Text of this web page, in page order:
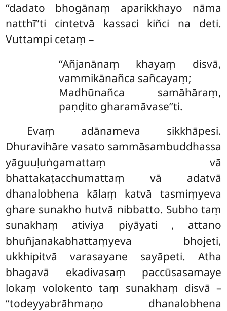
‘‘dadato bhogānaṃ aparikkhayo nāma
natthī’’ti cintetvā kassaci kiñci na deti.
Vuttampi cetaṃ –
‘‘Añjanānaṃ khayaṃ disvā,
vammikānañca sañcayaṃ;
Madhūnañca samāhāraṃ,
paṇḍito gharamāvase’’ti.
Evaṃ adānameva sikkhāpesi.
Dhuravihāre vasato sammāsambuddhassa
yāguuḷuṅgamattaṃ vā
bhattakaṭacchumattaṃ vā adatvā
dhanalobhena kālaṃ katvā tasmiṃyeva
ghare sunakho hutvā nibbatto. Subho taṃ
sunakhaṃ ativiya piyāyati , attano
bhuñjanakabhattaṃyeva bhojeti,
ukkhipitvā varasayane sayāpeti. Atha
bhagavā ekadivasaṃ paccūsasamaye
lokaṃ volokento taṃ sunakhaṃ disvā –
‘‘todeyyabrāhmaṇo dhanalobhena